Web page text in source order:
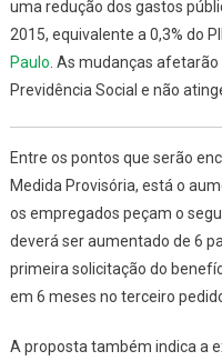
uma redução dos gastos
2015, equivalente a 0,3% do
Paulo . As mudanças
Previdência Social e não
Entre os pontos que serão
Medida Provisória, está o
os empregados peçam o
deverá ser aumentado de 6
primeira solicitação do
em 6 meses no terceiro
A proposta também indica a